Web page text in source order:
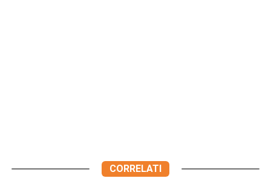
CORRELATI